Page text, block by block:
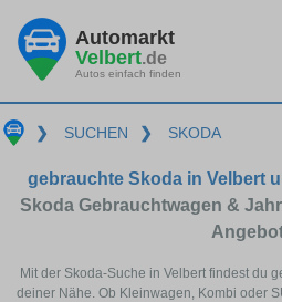
Automarkt
Velbert.de
Autos einfach finden
❯ SUCHEN ❯ SKODA
gebrauchte Skoda in Velbert
Skoda Gebrauchtwagen &
Mit der Skoda-Suche in Velbert findest du
deiner Nähe. Ob Kleinwagen, Kombi oder